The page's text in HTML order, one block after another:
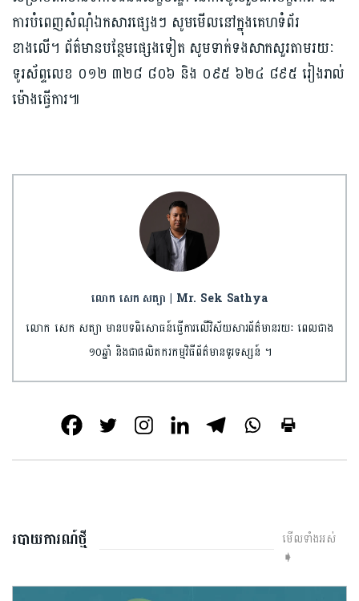
ការបំពេញសំណុំឯកសារផ្សេងៗ សូមមើលនៅក្នុងគេហទំព័រ
ខាងលើ។ ព័ត៌មានបន្ថែមផ្សេងទៀត សូមទាក់ទងសាកសួរតាមរយៈ
ទូរស័ព្ទលេខ ០១២ ៣២៨ ៨០៦ និង ០៩៥ ៦២៤ ៨៩៥ រៀងរាល់
ម៉ោងធ្វើការ៕
លោក សេក សត្យា | Mr. Sek Sathya
លោក សេក សត្យា មានបទពិសោធន៍ធ្វើការលើវិស័យសារព័ត៌មានរយៈ ពេលជាង
១០ឆ្នាំ និងជាផលិតករកម្មវិធីព័ត៌មានទូរទស្សន៍ ។
របាយការណ៍ថ្មី
មើលទាំងអស់
➧